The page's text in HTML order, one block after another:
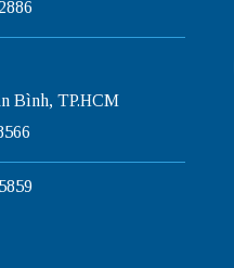
Bình, TP.HCM